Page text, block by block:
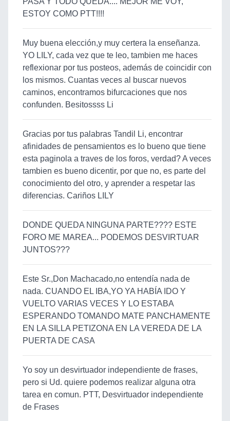
ESTOY COMO PTT!!!!
Muy buena elección,y muy certera la enseñanza.
YO LILY, cada vez que te leo, tambien me haces
reflexionar por tus posteos, además de coincidir con
los mismos. Cuantas veces al buscar nuevos
caminos, encontramos bifurcaciones que nos
confunden. Besitossss Li
Gracias por tus palabras Tandil Li, encontrar
afinidades de pensamientos es lo bueno que tiene
esta paginola a traves de los foros, verdad? A veces
tambien es bueno dicentir, por que no, es parte del
conocimiento del otro, y aprender a respetar las
diferencias. Cariños LILY
DONDE QUEDA NINGUNA PARTE???? ESTE
FORO ME MAREA... PODEMOS DESVIRTUAR
JUNTOS???
Este Sr.,Don Machacado,no entendía nada de
nada. CUANDO EL IBA,YO YA HABÍA IDO Y
VUELTO VARIAS VECES Y LO ESTABA
ESPERANDO TOMANDO MATE PANCHAMENTE
EN LA SILLA PETIZONA EN LA VEREDA DE LA
PUERTA DE CASA
Yo soy un desvirtuador independiente de frases,
pero si Ud. quiere podemos realizar alguna otra
tarea en comun. PTT, Desvirtuador independiente
de Frases